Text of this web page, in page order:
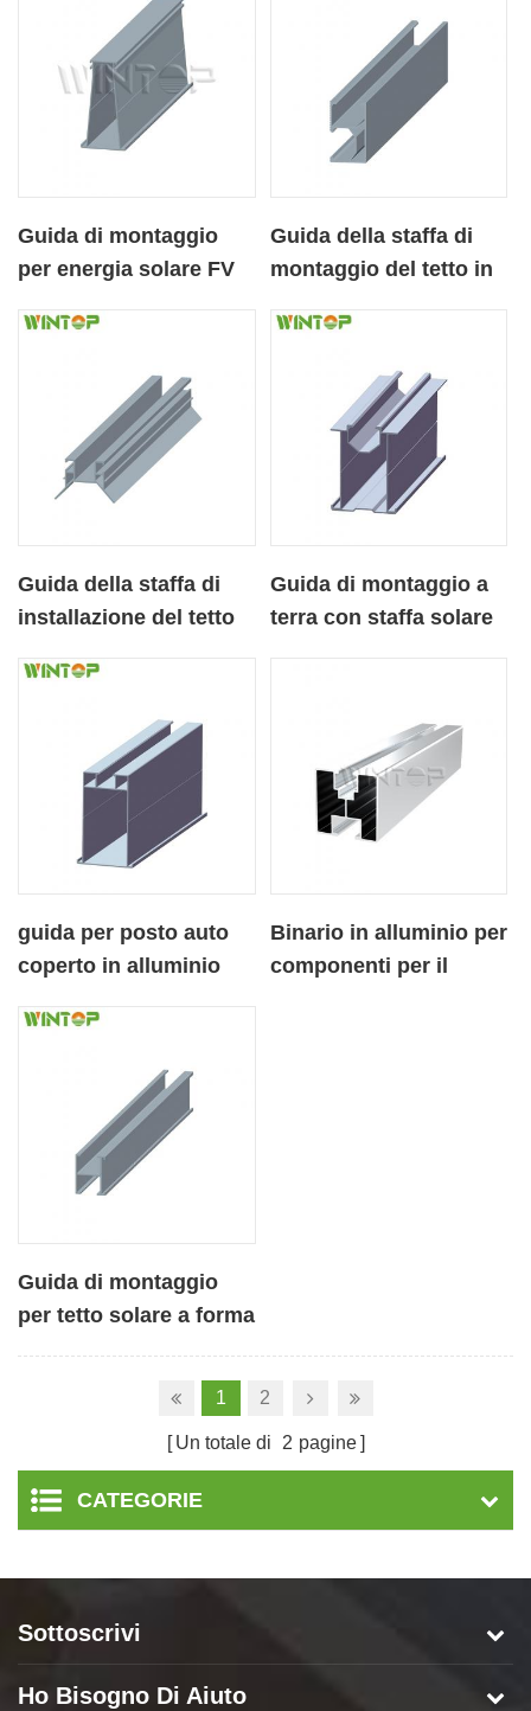
Guida di montaggio
per energia solare FV
Guida della staffa di
montaggio del tetto in
Guida della staffa di
installazione del tetto
Corea
Guida di montaggio a
terra con staffa solare
guida per posto auto
coperto in alluminio
solare ordine
Binario in alluminio per
componenti per il
Guida di montaggio
per tetto solare a forma
1 2
Un totale di 2 pagine
CATEGORIE
Sottoscrivi
Ho Bisogno Di Aiuto